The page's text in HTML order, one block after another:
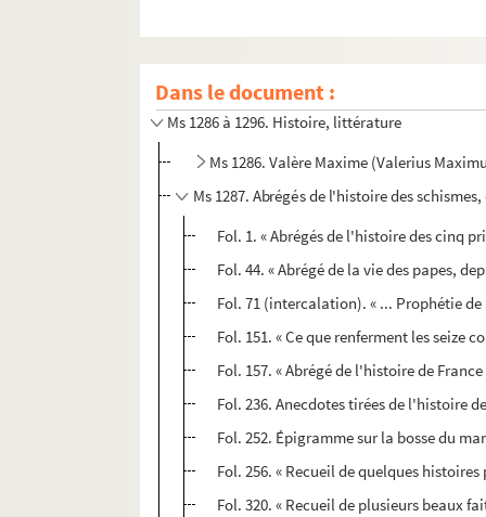
Dans le document :
Ms 1250 à 1285. Histoire du livre
Ms 1286 à 1296. Histoire, littérature
Ms 1286. Valère Maxime (Valerius
Ms 1287. Abrégés de l'histoire des
Fol. 1. « Abrégés de l'histoire des cinq
Fol. 44. « Abrégé de la vie des papes,
Fol. 71 (intercalation). « ... Prophétie
Fol. 151. « Ce que renferment les seize
Fol. 157. « Abrégé de l'histoire de
Fol. 236. Anecdotes tirées de l'histoire
Fol. 252. Épigramme sur la bosse du
Fol. 256. « Recueil de quelques
Fol. 320. « Recueil de plusieurs beaux